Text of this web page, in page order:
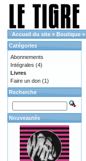
Accueil du site » Boutique »
Catégories
Abonnements
Intégrales (4)
Livres
Faire un don (1)
Recherche
Nouveautés